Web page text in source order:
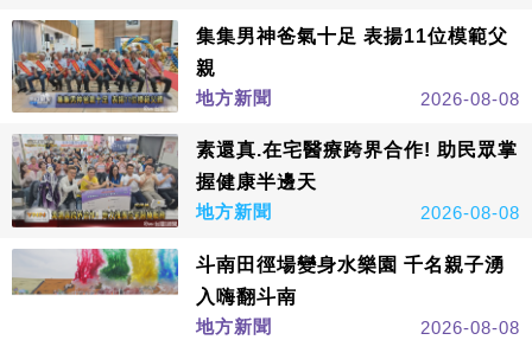
集集男神爸氣十足 表揚11位模範父
親
地方新聞
2026-08-08
素還真.在宅醫療跨界合作! 助民眾掌
握健康半邊天
地方新聞
2026-08-08
斗南田徑場變身水樂園 千名親子湧
入嗨翻斗南
地方新聞
2026-08-08